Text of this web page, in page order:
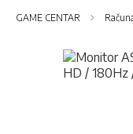
GAME CENTAR
Skip
to